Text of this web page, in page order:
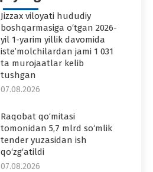
Jizzax viloyati hududiy
boshqarmasiga o‘tgan 2026-
yil 1-yarim yillik davomida
iste’molchilardan jami 1 031
ta murojaatlar kelib
tushgan
07.08.2026
Raqobat qo‘mitasi
tomonidan 5,7 mlrd so‘mlik
tender yuzasidan ish
qo‘zg‘atildi
07.08.2026